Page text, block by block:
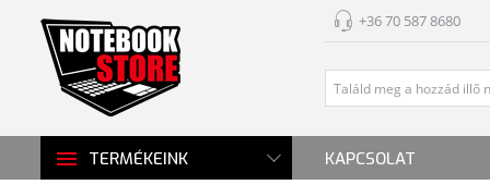
+36 70 587 8680
TERMÉKEINK KAPCSOLAT